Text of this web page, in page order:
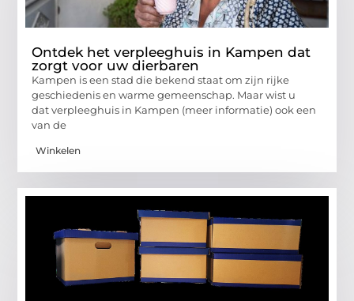
Ontdek het verpleeghuis in Kampen dat
zorgt voor uw dierbaren
Kampen is een stad die bekend staat om zijn rijke
geschiedenis en warme gemeenschap. Maar wist u
dat verpleeghuis in Kampen (meer informatie) ook een
van de
Winkelen